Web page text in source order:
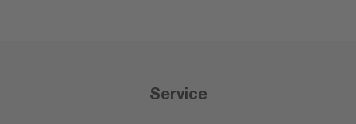
Service